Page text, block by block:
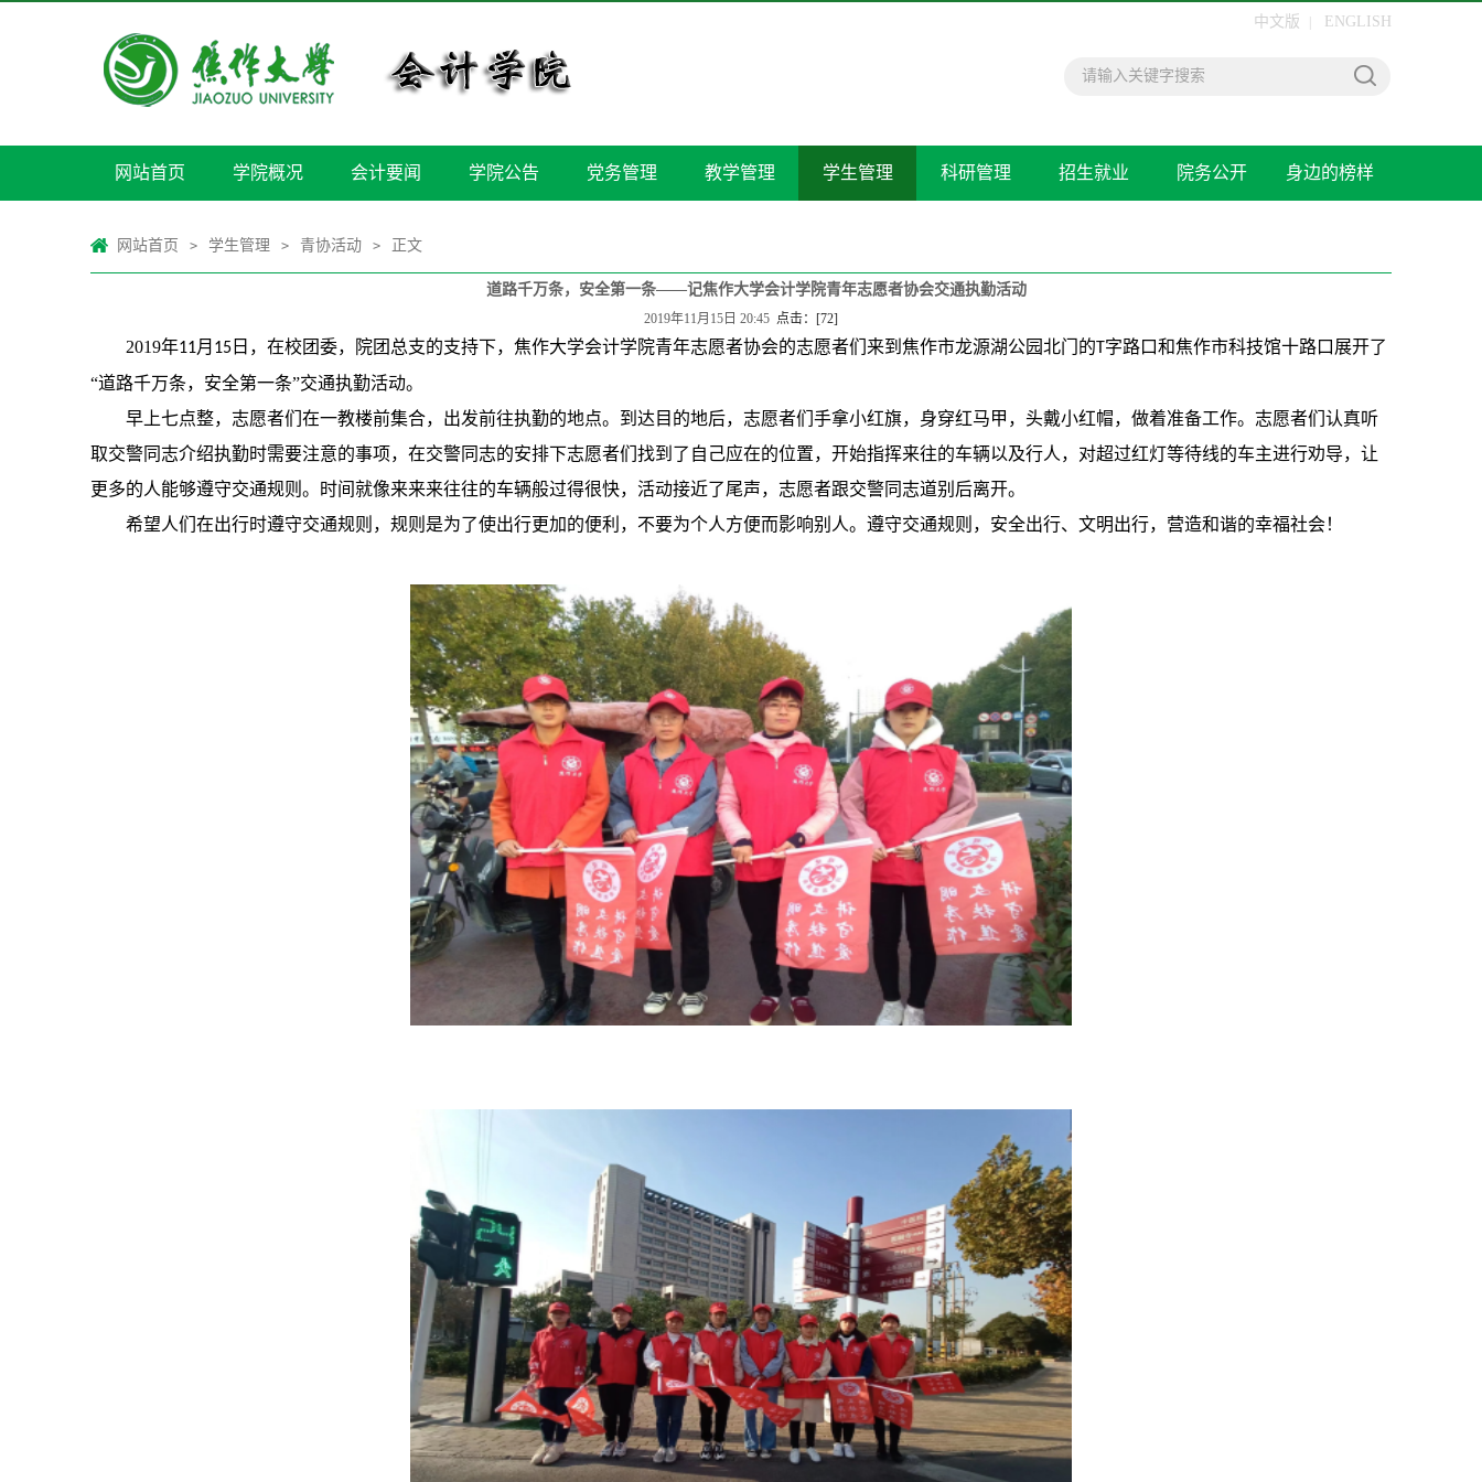
中文版 ENGLISH
网站首页 学院概况 会计要闻 学院公告 党务管理 教学管理 学生管理 科研管理 招生就业 院务公开 身边的榜样
网站首页 > 学生管理 > 青协活动 > 正文
道路千万条，安全第一条——记焦作大学会计学院青年志愿者协会交通执勤活动
2019年11月15日 20:45 点击：[72]
2019年11月 15 日，在校团委，院团总支的支持下，焦作大学会计学院青年志愿者协会的志愿者们来到焦作市龙源湖公园北门的T字路口和焦作市科技馆十路口 展开了
“道路千万条，安全第一条”交通执勤活动。
早上七点整，志愿者们在一教楼前集合，出发前往执勤的地点。到达目的地后，志愿者们手拿小红旗，身穿红马甲，头戴小红帽， 做着准备工作。志愿者们认真听
取交警同志介绍执勤时需要注意的事项，在交警同志的安排下志愿者们找到了自己应在的位置，开始指挥来往的车辆以及行人， 对超过红灯等待线的车主进行劝导， 让
更多的人能够遵守交通规则。
时间就像来来来往往的车辆般过得很快， 活动接近了尾声，志愿者跟交警同志道别后离开。
希望人们在出行时遵守交通规则，规则是为了使出行更加的便利，不要为个人方便而影响别人。遵守交通规则，安全出行、 文明出行，营造和谐的幸福社会！